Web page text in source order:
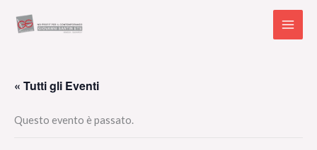
« Tutti gli Eventi
Questo evento è passato.